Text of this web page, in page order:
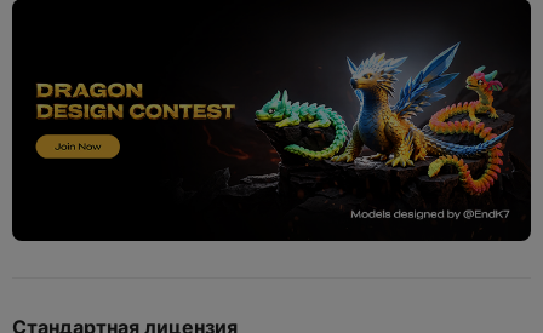
Стандартная лицензия